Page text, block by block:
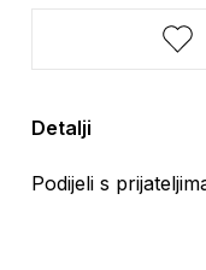
Detalji
Podijeli s